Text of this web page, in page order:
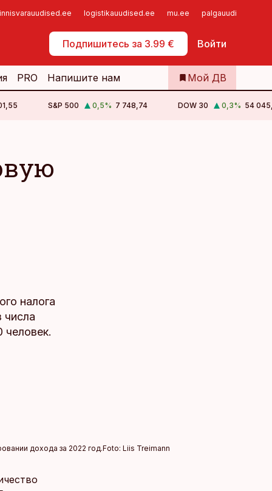
logistikauudised.ee mu.ee palgauudised.ee
Подпишитесь за 3.99 € Войти
Самообслуживание
PRO Напишите нам Мой ДВ
S&P 500 0,5% 7 748,74 DOW 30 0,3% 54
налога
числа
человек.
дохода за 2022 год.Foto: Liis Treimann